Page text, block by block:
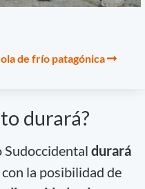
de frío patagónica
durará?
durará
con la posibilidad de